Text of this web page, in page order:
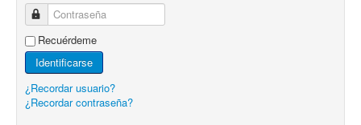
Contraseña
Recuérdeme
Identificarse
¿Recordar usuario?
¿Recordar contraseña?